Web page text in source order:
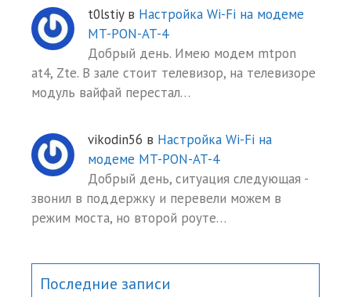
t0lstiy в Настройка Wi-Fi на модеме
MT-PON-AT-4
Добрый день. Имею модем mtpon
at4, Zte. В зале стоит телевизор, на телевизоре
модуль вайфай перестал…
vikodin56 в Настройка Wi-Fi на
модеме MT-PON-AT-4
Добрый день, ситуация следующая -
звонил в поддержку и перевели можем в
режим моста, но второй роуте…
Последние записи